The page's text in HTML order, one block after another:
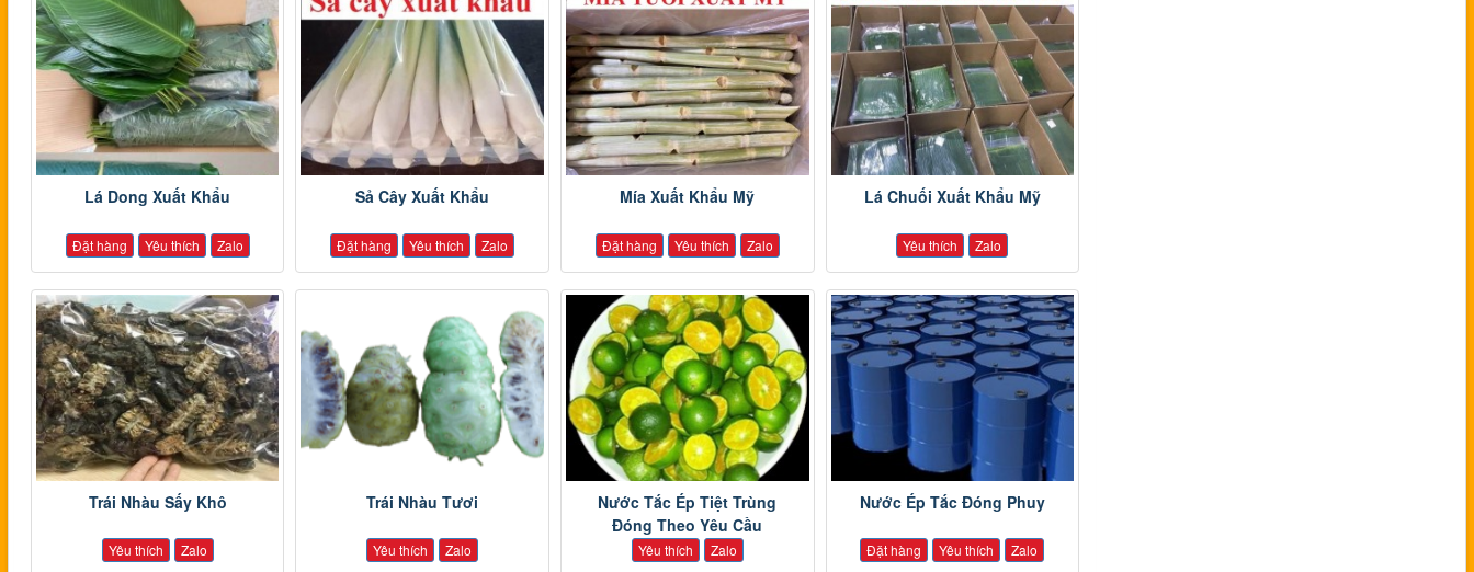
Lá Dong Xuất Khẩu
Đặt hàng Yêu thích Zalo
Sả Cây Xuất Khẩu
Đặt hàng Yêu thích Zalo
Mía Xuất Khẩu Mỹ
Đặt hàng Yêu thích Zalo
Lá Chuối Xuất Khẩu Mỹ
Yêu thích Zalo
Trái Nhàu Sấy Khô
Yêu thích Zalo
Trái Nhàu Tươi
Yêu thích Zalo
Nước Tắc Ép Tiệt Trùng
Đóng Theo Yêu Cầu
Yêu thích Zalo
Nước Ép Tắc Đóng Phuy
Đặt hàng Yêu thích Zalo